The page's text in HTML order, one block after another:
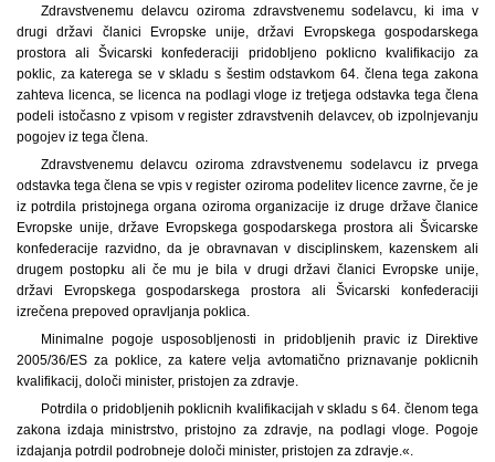
Zdravstvenemu delavcu oziroma zdravstvenemu sodelavcu, ki ima v
drugi državi članici Evropske unije, državi Evropskega gospodarskega
prostora ali Švicarski konfederaciji pridobljeno poklicno kvalifikacijo za
poklic, za katerega se v skladu s šestim odstavkom 64. člena tega zakona
zahteva licenca, se licenca na podlagi vloge iz tretjega odstavka tega člena
podeli istočasno z vpisom v register zdravstvenih delavcev, ob izpolnjevanju
pogojev iz tega člena.
Zdravstvenemu delavcu oziroma zdravstvenemu sodelavcu iz prvega
odstavka tega člena se vpis v register oziroma podelitev licence zavrne, če je
iz potrdila pristojnega organa oziroma organizacije iz druge države članice
Evropske unije, države Evropskega gospodarskega prostora ali Švicarske
konfederacije razvidno, da je obravnavan v disciplinskem, kazenskem ali
drugem postopku ali če mu je bila v drugi državi članici Evropske unije,
državi Evropskega gospodarskega prostora ali Švicarski konfederaciji
izrečena prepoved opravljanja poklica.
Minimalne pogoje usposobljenosti in pridobljenih pravic iz Direktive
2005/36/ES za poklice, za katere velja avtomatično priznavanje poklicnih
kvalifikacij, določi minister, pristojen za zdravje.
Potrdila o pridobljenih poklicnih kvalifikacijah v skladu s 64. členom tega
zakona izdaja ministrstvo, pristojno za zdravje, na podlagi vloge. Pogoje
izdajanja potrdil podrobneje določi minister, pristojen za zdravje.«.